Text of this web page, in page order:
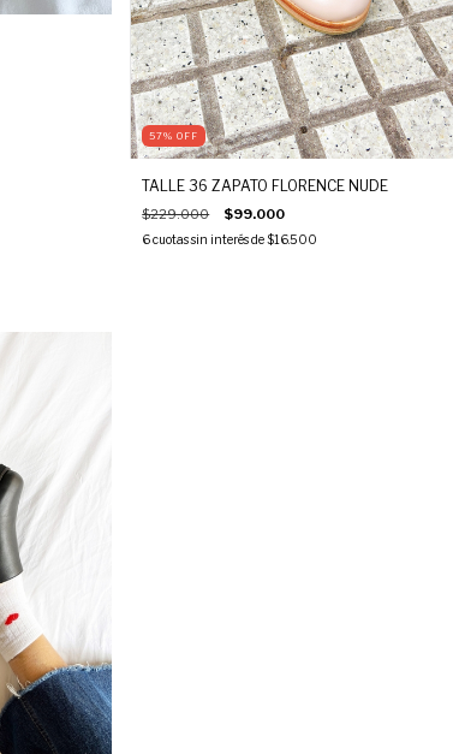
57%OFF
TALLE 36 ZAPATO FLORENCE NUDE
$229.000 $99.000
6cuotas sin interés de$16.500